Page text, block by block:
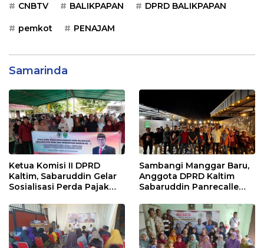
CNBTV BALIKPAPAN DPRD BALIKPAPAN
pemkot PENAJAM
Samarinda
Ketua Komisi II DPRD
Kaltim, Sabaruddin Gelar
Sosialisasi Perda Pajak
Sepinggan Raya
Balikpapan
Sambangi Manggar Baru,
Anggota DPRD Kaltim
Sabaruddin Panrecalle
Balikpapan